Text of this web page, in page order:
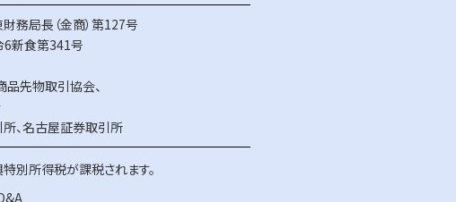
務局長（金商）第127号
6新食第341号
品先物取引協会、
所、名古屋証券取引所
別所得税が課税されます。